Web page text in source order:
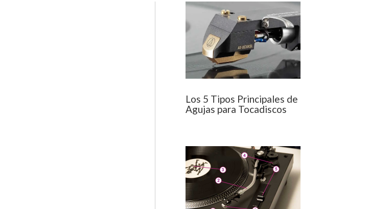
Los 5 Tipos Principales de
Agujas para Tocadiscos